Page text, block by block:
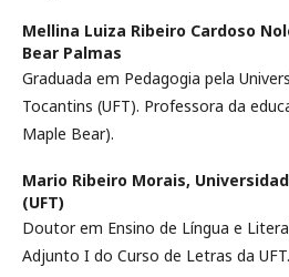
Mellina Luiza Ribeiro Cardoso
Bear Palmas
Graduada em Pedagogia pela
Tocantins (UFT). Professora da
Maple Bear).
Mario Ribeiro Morais,
(UFT)
Doutor em Ensino de Língua e
Adjunto I do Curso de Letras da UFT.